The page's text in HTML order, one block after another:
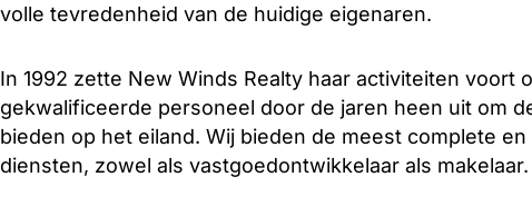
volle tevredenheid van de huidige eigenaren.
In 1992 zette New Winds Realty haar activiteiten voort
gekwalificeerde personeel door de jaren heen uit om
bieden op het eiland. Wij bieden de meest complete
diensten, zowel als vastgoedontwikkelaar als makelaar.